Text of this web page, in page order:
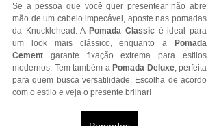
Se a pessoa que você quer presentear não abre
mão de um cabelo impecável, aposte nas pomadas
da Knucklehead. A Pomada Classic é ideal para
um look mais clássico, enquanto a
Pomada
Cement garante fixação extrema para estilos
modernos. Tem também a Pomada Deluxe, perfeita
para quem busca versatilidade. Escolha de acordo
com o estilo e veja o presente brilhar!